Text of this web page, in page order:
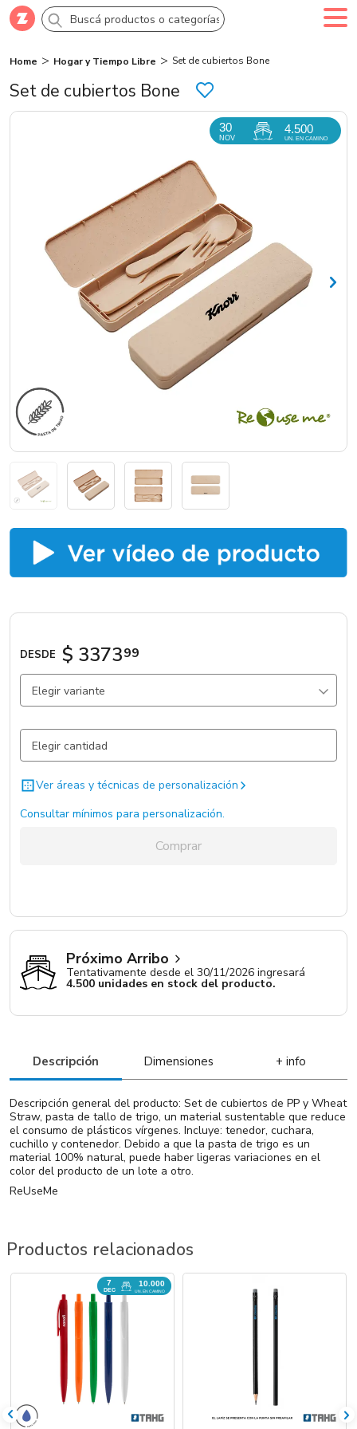
Comprar Creá tu cuenta Ingresá
Categorías
Novedades
Campañas
Logo 24hs
Catálogos
Sé partner
Set de cubiertos Bone
Home Hogar y Tiempo Libre Set de cubiertos Bone
30
NOV
4.500
UN. EN CAMINO
DESDE $ 337399
Elegir variante
Natural / Natural / Plastico 830 un.
Ver áreas y técnicas de personalización
Consultar mínimos para personalización.
Comprar
Próximo Arribo
Tentativamente desde el 30/11/2026 ingresará
4.500 unidades en stock del producto.
Descripción Dimensiones + info
Descripción general del producto: Set de cubiertos de PP y Wheat
Straw, pasta de tallo de trigo, un material sustentable que reduce
el consumo de plásticos vírgenes. Incluye: tenedor, cuchara,
cuchillo y contenedor. Debido a que la pasta de trigo es un
material 100% natural, puede haber ligeras variaciones en el
color del producto de un lote a otro.
ReUseMe
Productos relacionados
7
DEC
10.000
UN. EN CAMINO